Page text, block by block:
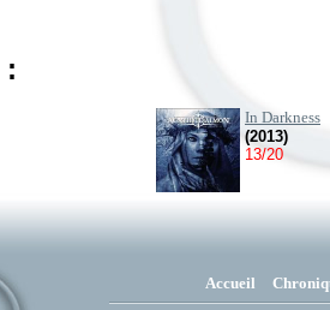
:
In Darkness
(2013)
13/20
Accueil